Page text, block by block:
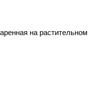
на растительном